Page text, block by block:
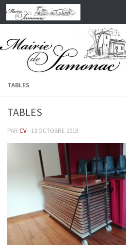
Skip to content
TABLES
TABLES
PAR CV · 13 OCTOBRE 2018